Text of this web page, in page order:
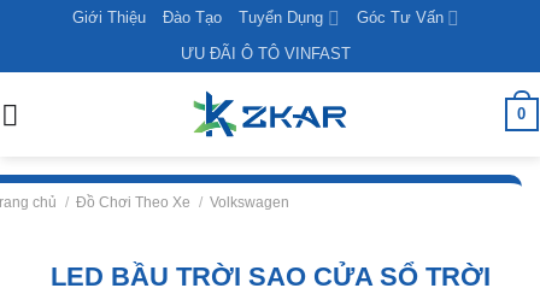
content
Giới Thiệu Đào Tạo Tuyển Dụng
Góc Tư Vấn
ƯU ĐÃI Ô TÔ VINFAST
0
chủ / Đồ Chơi Theo Xe / Volkswagen
LED BẦU TRỜI SAO CỬA SỔ TRỜI